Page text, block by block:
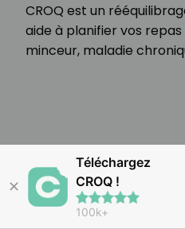
CROQ est un
aide à planifier vos
minceur, maladie
✕
Téléchargez
CROQ !
100k+